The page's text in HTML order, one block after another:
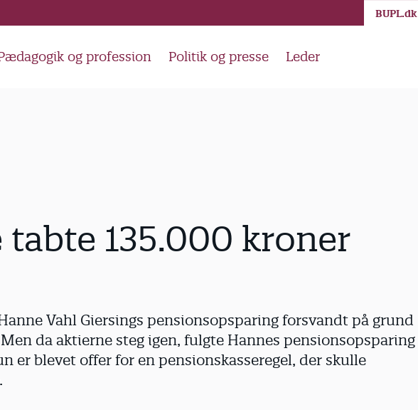
og profession Politik og presse Leder
BUPL.dk
tabte 135.000 kroner
Vahl Giersings pensionsopsparing forsvandt på grund
da aktierne steg igen, fulgte Hannes pensionsopsparing
er blevet offer for en pensionskasseregel, der skulle